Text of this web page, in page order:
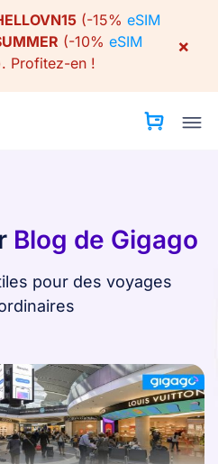
(-15% eSIM
(-10% eSIM
Profitez-en !
×
Blog de Gigago
pour des voyages